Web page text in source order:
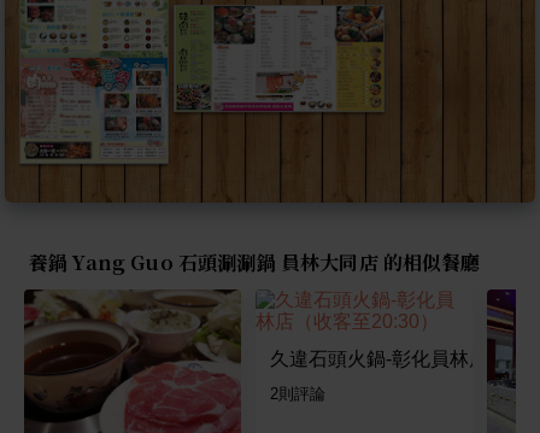
養鍋 Yang Guo 石頭涮涮鍋 員林大同店 的相似餐廳
久違石頭火鍋-彰化員林店（收
2則評論